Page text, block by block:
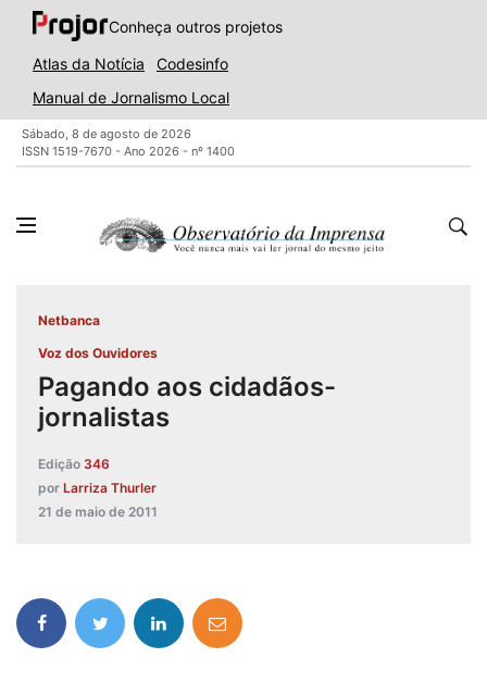
Conheça outros projetos
Atlas da Notícia
Codesinfo
Manual de Jornalismo Local
Sábado, 8 de agosto de 2026
ISSN 1519-7670 - Ano 2026 - nº 1400
Netbanca
Voz dos Ouvidores
Pagando aos cidadãos-
jornalistas
Edição 346
por Larriza Thurler
21 de maio de 2011